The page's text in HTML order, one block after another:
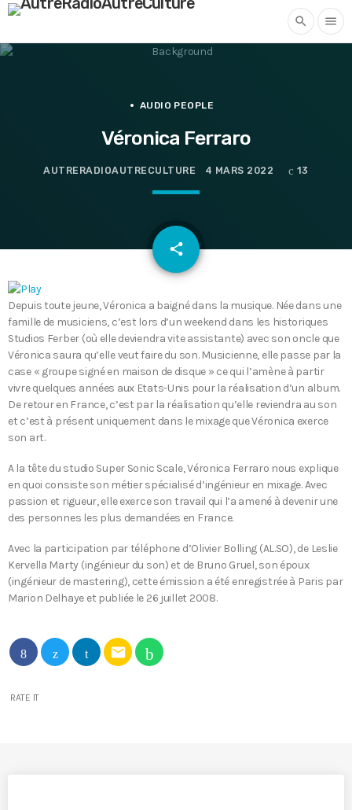
search menu
AUDIO PEOPLE
Véronica Ferraro
AUTRERADIOAUTRECULTURE 4 MARS 2022 13
share
email
Depuis toute jeune, Véronica a baigné dans la musique. Née dans une
famille de musiciens, c’est lors d’un weekend dans les historiques
Studios Ferber (où elle deviendra vite assistante) avec son oncle que
Véronica saura qu’elle veut faire du son. Musicienne, elle passe par la
case « groupe signé en maison de disque » ce qui l’amène à partir
vivre quelques années aux Etats-Unis pour la réalisation d’un album.
De retour en France, c’est par la réalisation qu’elle reviendra au son
et c’est à présent uniquement dans le mixage que Véronica exerce
son art.
A la tête du studio Super Sonic Scale, Véronica Ferraro nous explique
en quoi consiste son métier spécialisé d’ingénieur en mixage. Avec
passion et rigueur, elle exerce son travail qui l’a amené à devenir une
des personnes les plus demandées en France.
Avec la participation par téléphone d’Olivier Bolling (AL.SO), de Leslie
Kervella Marty (ingénieur du son) et de Bruno Gruel, son époux
(ingénieur de mastering), cette émission a été enregistrée à Paris par
Marion Delhaye et publiée le 26 juillet 2008.
email
RATE IT